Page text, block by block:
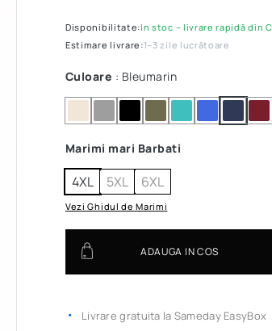
Disponibilitate:In stoc – livrare rapidă din
Estimare livrare:1–3 zile lucrătoare
Culoare : Bleumarin
Marimi mari Barbati
4XL 5XL 6XL
Vezi Ghidul de Marimi
ADAUGA IN COS
Livrare gratuita la Sameday EasyBox